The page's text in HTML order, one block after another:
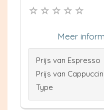
Meer
Prijs van Espresso
Prijs van
Type